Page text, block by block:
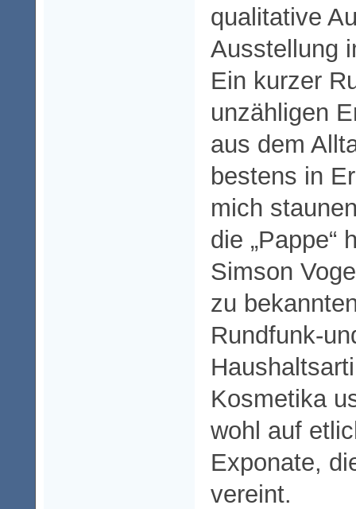
qualitative
Ausstellung
Ein kurzer
unzähligen
aus dem
bestens in
mich
die „Pappe“
Simson
zu
Rundfunk-
Kosmetika
wohl auf
Exponate,
vereint.